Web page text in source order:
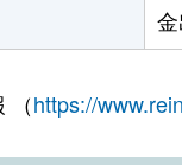
（https://